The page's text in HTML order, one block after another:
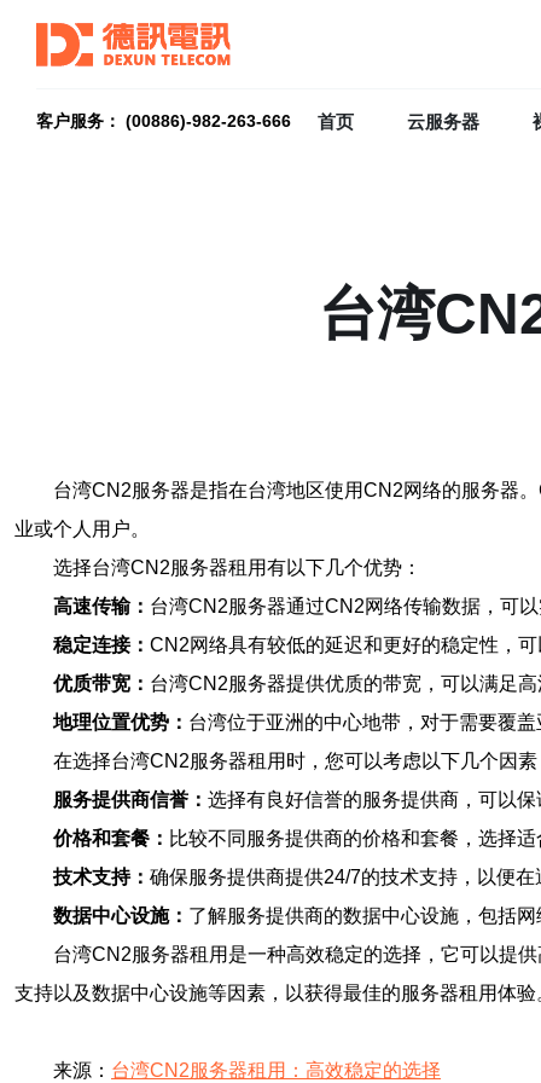
客户服务： (00886)-982-263-666 首页 云服务器
台湾
台湾CN2服务器是指在台湾地区使用CN2网络的服务器
业或个人用户。
选择台湾CN2服务器租用有以下几个优势：
高速传输： 台湾CN2服务器通过CN2网络传输数据，可
稳定连接： CN2网络具有较低的延迟和更好的稳定性，
优质带宽： 台湾CN2服务器提供优质的带宽，可以满足
地理位置优势： 台湾位于亚洲的中心地带，对于需要覆
在选择台湾CN2服务器租用时，您可以考虑以下几个因素
服务提供商信誉： 选择有良好信誉的服务提供商，可以
价格和套餐： 比较不同服务提供商的价格和套餐，选择
技术支持： 确保服务提供商提供24/7的技术支持，以便
数据中心设施： 了解服务提供商的数据中心设施，包括
台湾CN2服务器租用是一种高效稳定的选择，它可以提
支持以及数据中心设施等因素，以获得最佳的服务器租用体验
来源： 台湾CN2服务器租用：高效稳定的选择